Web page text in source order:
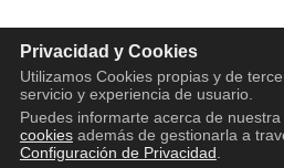
Privacidad y Cookies
Utilizamos Cookies propias y de
servicio y experiencia de usuario.
Puedes informarte acerca de nuestra
cookiesademás de gestionarla a
Configuración de Privacidad